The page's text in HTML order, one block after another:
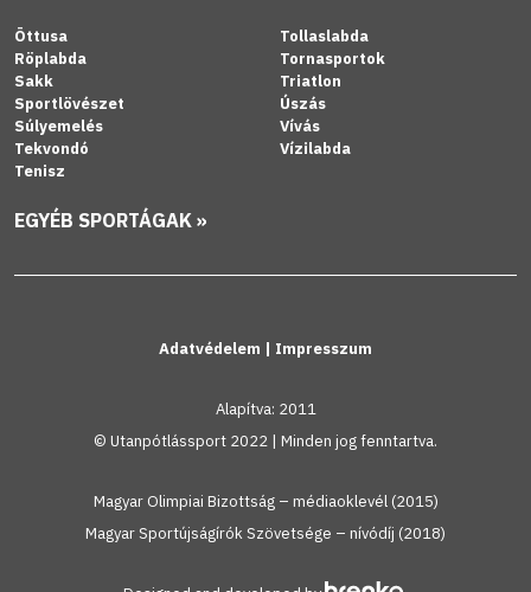
Öttusa
Röplabda
Sakk
Sportlövészet
Súlyemelés
Tekvondó
Tenisz
Tollaslabda
Tornasportok
Triatlon
Úszás
Vívás
Vízilabda
EGYÉB SPORTÁGAK »
Adatvédelem | Impresszum
Alapítva: 2011
© Utanpótlássport 2022 | Minden jog fenntartva.
Magyar Olimpiai Bizottság – médiaoklevél (2015)
Magyar Sportújságírók Szövetsége – nívódíj (2018)